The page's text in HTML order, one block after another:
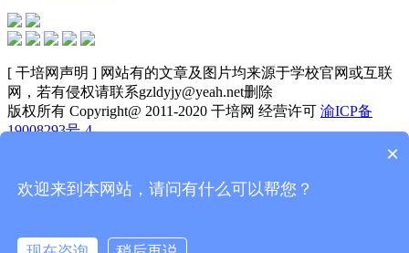
[ 干培网声明 ] 网站有的文章及图片均来源于学校官网或互联
网，若有侵权请联系gzldyjy@yeah.net删除
版权所有 Copyright@ 2011-2020 干培网 经营许可 渝ICP备
19008293号-4
电话
400-6007-016
二维码
×
欢迎来到本网站，请问有什么可以帮您？